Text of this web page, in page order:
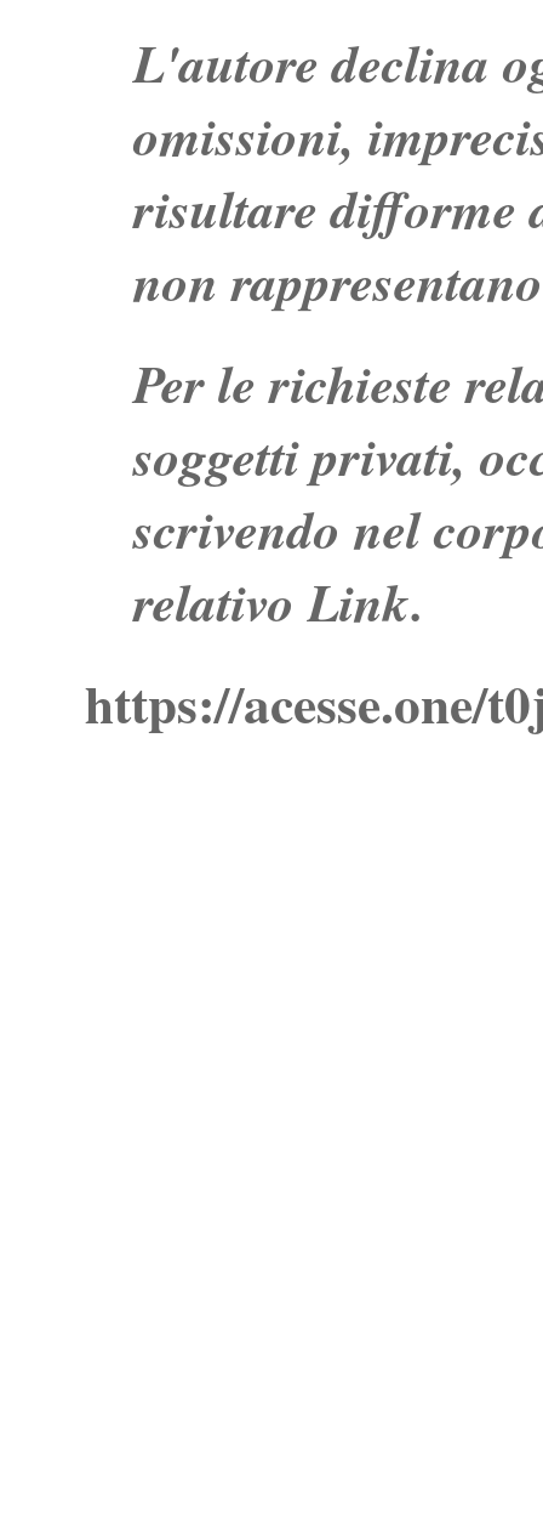
L'autore declina
omissioni,
risultare difforme
non
Per le richieste
soggetti privati,
scrivendo nel
relativo Link.
https://acesse.one/